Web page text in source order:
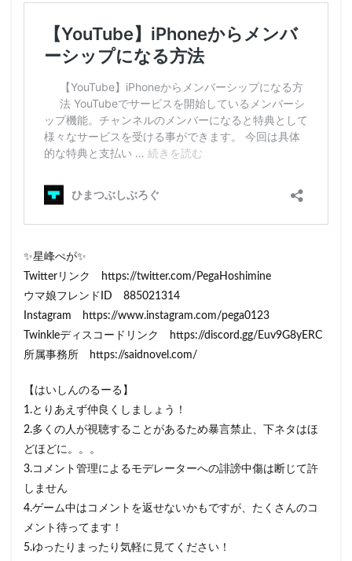
✨星峰ぺが✨
Twitterリンク https://twitter.com/PegaHoshimine
ウマ娘フレンドID 885021314
Instagram https://www.instagram.com/pega0123​​​
Twinkleディスコードリンク https://discord.gg/Euv9G8yERC
所属事務所 https://saidnovel.com/
【はいしんのるーる】
1.とりあえず仲良くしましょう！
2.多くの人が視聴することがあるため暴言禁止、下ネタはほ
どほどに。。。
3.コメント管理によるモデレーターへの誹謗中傷は断じて許
しません
4.ゲーム中はコメントを返せないかもですが、たくさんのコ
メント待ってます！
5.ゆったりまったり気軽に見てください！